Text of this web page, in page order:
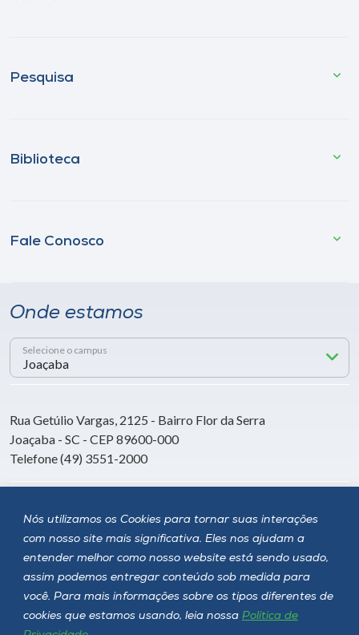
Nós utilizamos os Cookies para tornar suas interações
com nosso site mais significativa. Eles nos ajudam a
entender melhor como nosso website está sendo usado,
assim podemos entregar conteúdo sob medida para
você. Para mais informações sobre os tipos diferentes de
cookies que estamos usando, leia nossa Política de
Pesquisa
Biblioteca
Fale Conosco
Onde estamos
Selecione o campus
Rua Getúlio Vargas, 2125 - Bairro Flor da Serra
Joaçaba - SC - CEP 89600-000
Telefone (49) 3551-2000
Siga a Unoesc